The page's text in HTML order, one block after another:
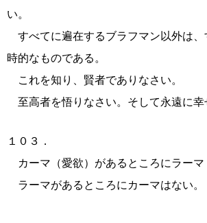
い。
すべてに遍在するブラフマン以外は、
時的なものである。
これを知り、賢者でありなさい。
至高者を悟りなさい。そして永遠に幸
１０３．
カーマ（愛欲）があるところにラーマ
ラーマがあるところにカーマはない。